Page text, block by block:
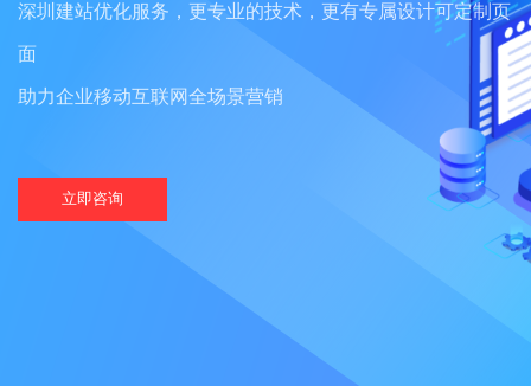
深圳建站优化服务，更专业的技术，更有专属设计可定制页
面
助力企业移动互联网全场景营销
立即咨询